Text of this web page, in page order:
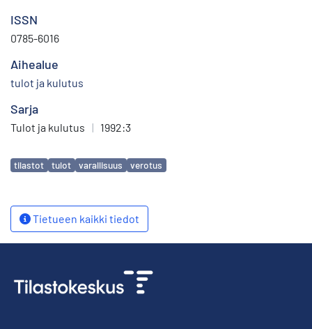
ISSN
0785-6016
Aihealue
tulot ja kulutus
Sarja
Tulot ja kulutus | 1992:3
Avainsanat
tilastot tulot varallisuus verotus
Tietueen kaikki tiedot